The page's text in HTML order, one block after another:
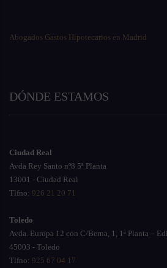
Abogados Gastos Hipotecarios en Madrid
DÓNDE ESTAMOS
Ciudad Real
Avda Rey Santo nº8 5ª Planta
13001 - Ciudad Real
Tlfno: 926 21 20 71
Toledo
Avda. Europa 12 con C/Berna, 1, 1ª Planta –
45003 - Toledo
Tlfno: 925 67 04 17